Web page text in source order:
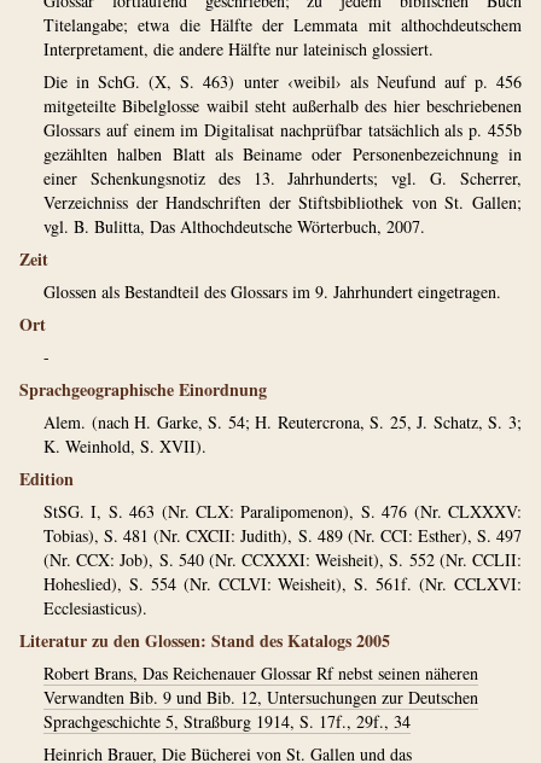
Titelangabe; etwa die Hälfte der Lemmata mit althochdeutschem
Interpretament, die andere Hälfte nur lateinisch glossiert.
Die in SchG. (X, S. 463) unter ‹weibil› als Neufund auf p. 456
mitgeteilte Bibelglosse waibil steht außerhalb des hier beschriebenen
Glossars auf einem im Digitalisat nachprüfbar tatsächlich als p. 455b
gezählten halben Blatt als Beiname oder Personenbezeichnung in
einer Schenkungsnotiz des 13. Jahrhunderts; vgl. G. Scherrer,
Verzeichniss der Handschriften der Stiftsbibliothek von St. Gallen;
vgl. B. Bulitta, Das Althochdeutsche Wörterbuch, 2007.
Zeit
Glossen als Bestandteil des Glossars im 9. Jahrhundert eingetragen.
Ort
-
Sprachgeographische Einordnung
Alem. (nach H. Garke, S. 54; H. Reutercrona, S. 25, J. Schatz, S. 3;
K. Weinhold, S. XVII).
Edition
StSG. I, S. 463 (Nr. CLX: Paralipomenon), S. 476 (Nr. CLXXXV:
Tobias), S. 481 (Nr. CXCII: Judith), S. 489 (Nr. CCI: Esther), S. 497
(Nr. CCX: Job), S. 540 (Nr. CCXXXI: Weisheit), S. 552 (Nr. CCLII:
Hoheslied), S. 554 (Nr. CCLVI: Weisheit), S. 561f. (Nr. CCLXVI:
Ecclesiasticus).
Literatur zu den Glossen: Stand des Katalogs 2005
Robert Brans, Das Reichenauer Glossar Rf nebst seinen näheren
Verwandten Bib. 9 und Bib. 12, Untersuchungen zur Deutschen
Sprachgeschichte 5, Straßburg 1914, S. 17f., 29f., 34
Heinrich Brauer, Die Bücherei von St. Gallen und das